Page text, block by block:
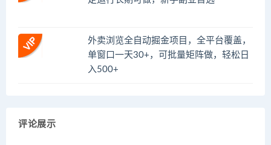
外卖浏览全自动掘金项目，全平台覆盖，
单窗口一天30+，可批量矩阵做，轻松日
入500+
评论展示